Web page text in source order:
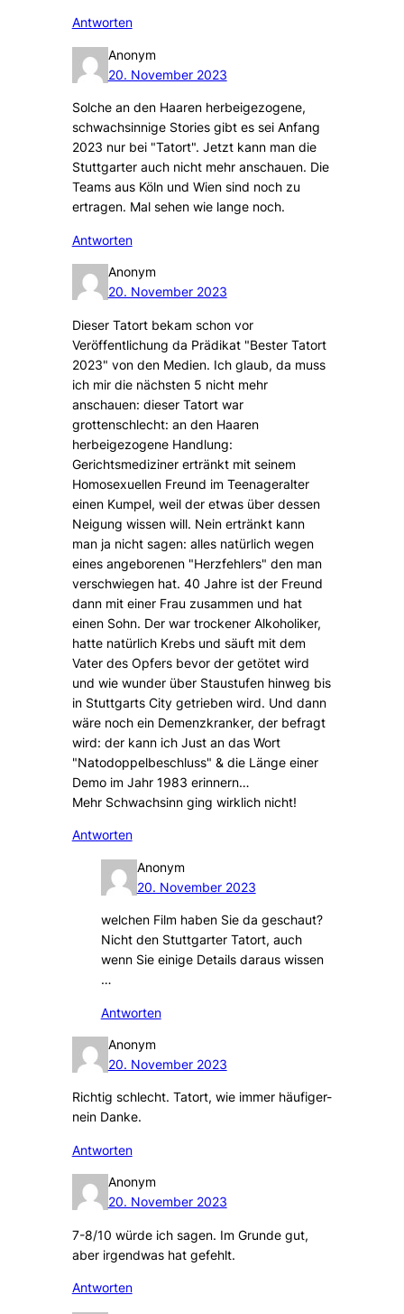
Antworten
Anonym
20. November 2023
Solche an den Haaren herbeigezogene,
schwachsinnige Stories gibt es sei Anfang
2023 nur bei "Tatort". Jetzt kann man die
Stuttgarter auch nicht mehr anschauen. Die
Teams aus Köln und Wien sind noch zu
ertragen. Mal sehen wie lange noch.
Antworten
Anonym
20. November 2023
Dieser Tatort bekam schon vor
Veröffentlichung da Prädikat "Bester Tatort
2023" von den Medien. Ich glaub, da muss
ich mir die nächsten 5 nicht mehr
anschauen: dieser Tatort war
grottenschlecht: an den Haaren
herbeigezogene Handlung:
Gerichtsmediziner ertränkt mit seinem
Homosexuellen Freund im Teenageralter
einen Kumpel, weil der etwas über dessen
Neigung wissen will. Nein ertränkt kann
man ja nicht sagen: alles natürlich wegen
eines angeborenen "Herzfehlers" den man
verschwiegen hat. 40 Jahre ist der Freund
dann mit einer Frau zusammen und hat
einen Sohn. Der war trockener Alkoholiker,
hatte natürlich Krebs und säuft mit dem
Vater des Opfers bevor der getötet wird
und wie wunder über Staustufen hinweg bis
in Stuttgarts City getrieben wird. Und dann
wäre noch ein Demenzkranker, der befragt
wird: der kann ich Just an das Wort
"Natodoppelbeschluss" & die Länge einer
Demo im Jahr 1983 erinnern…
Mehr Schwachsinn ging wirklich nicht!
Antworten
Anonym
20. November 2023
welchen Film haben Sie da geschaut?
Nicht den Stuttgarter Tatort, auch
wenn Sie einige Details daraus wissen
…
Antworten
Anonym
20. November 2023
Richtig schlecht. Tatort, wie immer häufiger-
nein Danke.
Antworten
Anonym
20. November 2023
7-8/10 würde ich sagen. Im Grunde gut,
aber irgendwas hat gefehlt.
Antworten